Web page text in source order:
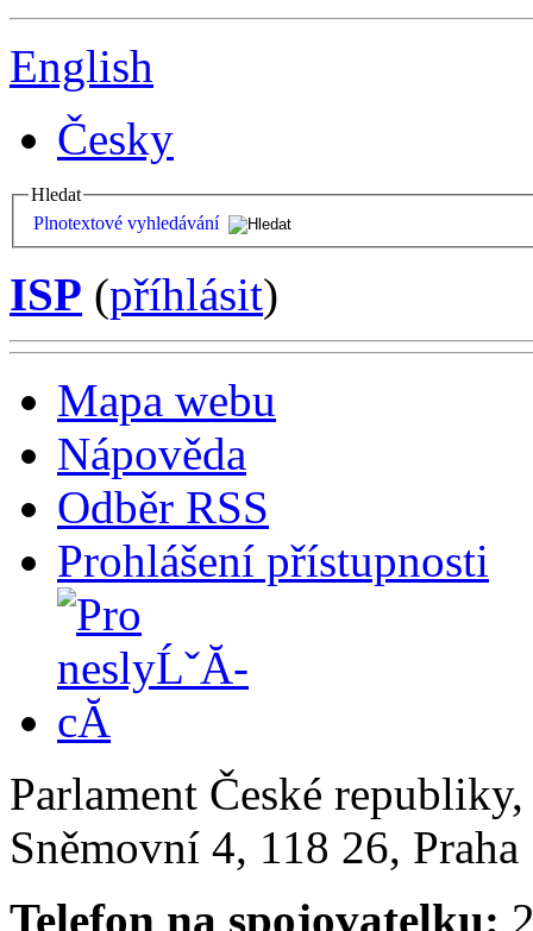
English
Česky
Hledat
Plnotextové vyhledávání
ISP (příhlásit)
Mapa webu
Nápověda
Odběr RSS
Prohlášení přístupnosti
Parlament České
Sněmovní 4, 118 26,
Telefon na spojovatelku: